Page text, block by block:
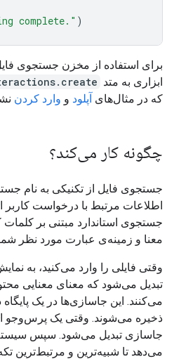
complete." )
برای استفاده از مخزن جستجوی
ابزاری به متد
که در مثال‌های آپلود و وارد کردن
چگونه کار می‌کند؟
جستجوی فایل از تکنیکی به نام
اطلاعات مرتبط با درخواست کاربر
جستجوی استاندارد مبتنی بر
معنا و زمینه‌ی عبارت مورد نظر
وقتی فایلی را وارد می‌کنید، به
تبدیل می‌شود که معنای معنایی
می‌کنند. این جاسازی‌ها در یک
ذخیره می‌شوند. وقتی یک پرس‌وجو
جاسازی تبدیل می‌شود. سپس
می‌دهد تا شبیه‌ترین و مرتبط‌ترین